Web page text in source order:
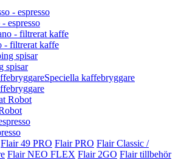
- espresso
- filtrerat kaffe
spisar
Speciella kaffebryggare
Flair 49 PRO Flair PRO Flair Classic /
Flair NEO FLEX Flair 2GO Flair tillbehör